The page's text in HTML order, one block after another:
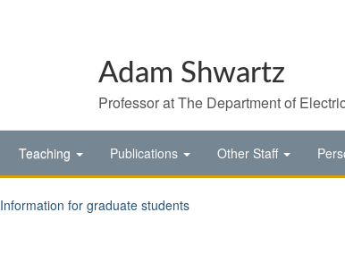
Adam Shwartz
Professor at The Department of
Teaching Publications Other Staff
Information for graduate students